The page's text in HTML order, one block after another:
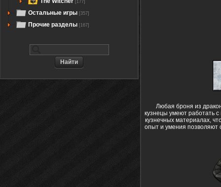
[177]
Остальные игры [357]
Прочие разделы [167]
Любая броня из
кузнецы умеют работать
кузнечных материалах,
опыт и умения позволяют